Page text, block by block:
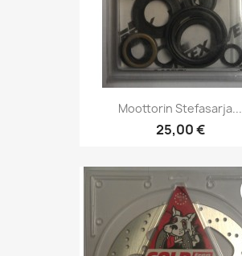
Moottorin Stefasarja...
25,00 €